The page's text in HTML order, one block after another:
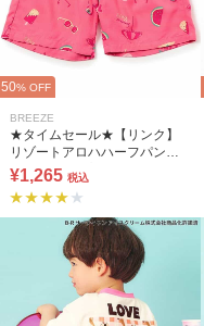
50% OFF
BREEZE
★タイムセール★【リンク】
リゾートアロハハーフパンツ
¥1,265 税込